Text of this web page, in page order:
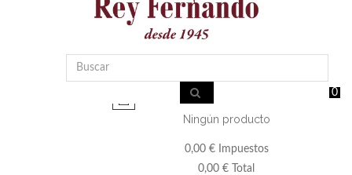
0
Ningún producto
0,00 €
Impuestos
0,00 €
Total